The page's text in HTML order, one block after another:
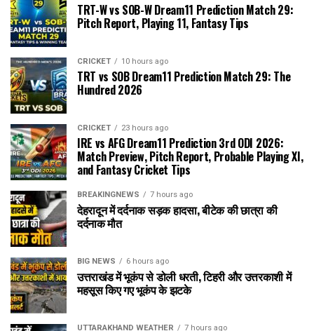
TRT-W vs SOB-W Dream11 Prediction Match 29:
Pitch Report, Playing 11, Fantasy Tips
CRICKET 10 hours ago
TRT vs SOB Dream11 Prediction Match 29: The
Hundred 2026
CRICKET 23 hours ago
IRE vs AFG Dream11 Prediction 3rd ODI 2026:
Match Preview, Pitch Report, Probable Playing XI,
and Fantasy Cricket Tips
BREAKINGNEWS 7 hours ago
देहरादून में दर्दनाक सड़क हादसा, बीटेक की छात्रा की
दर्दनाक मौत
BIG NEWS 6 hours ago
उत्तराखंड में भूकंप से डोली धरती, टिहरी और उत्तरकाशी में
महसूस किए गए भूकंप के झटके
UTTARAKHAND WEATHER 7 hours ago